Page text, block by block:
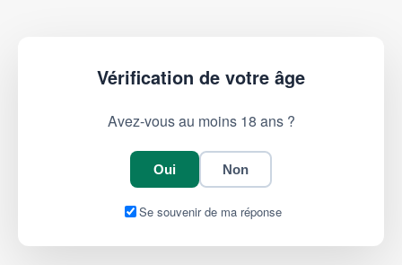
Vérification de votre âge
Avez-vous au moins 18 ans ?
Oui Non
Se souvenir de ma réponse